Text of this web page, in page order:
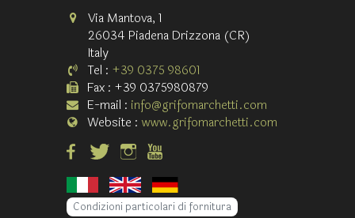
Via Mantova, 1
26034 Piadena Drizzona (CR)
Italy
Tel : +39 0375 98601
Fax : +39 0375980879
E-mail : info@grifomarchetti.com
Website : www.grifomarchetti.com
Condizioni particolari di fornitura